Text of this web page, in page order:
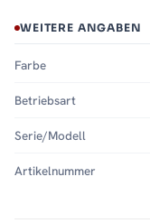
WEITERE ANGABEN
Farbe
Betriebsart
Serie/Modell
Artikelnummer